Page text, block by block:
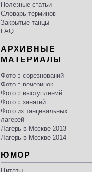
Полезные статьи
Словарь терминов
Закрытые танцы
FAQ
АРХИВНЫЕ
МАТЕРИАЛЫ
Фото с соревнований
Фото с вечеринок
Фото с выступленмй
Фото с занятий
Фото из танцевальных
лагерей
Лагерь в Москве-2013
Лагерь в Москве-2014
ЮМОР
Цитаты